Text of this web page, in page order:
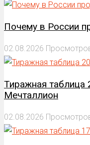
Почему в России
02.08.2026
Тиражная таблица
Мечталлион
02.08.2026